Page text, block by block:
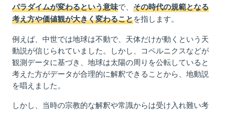
パラダイムが変わるという意味で、 その時代の規範となる
考え方や価値観が大きく変わることを指します。
例えば、中世では地球は不動で、天体だけが動くという天
動説が信じられていました。しかし、コペルニクスなどが
観測データに基づき、地球は太陽の周りを公転していると
考えた方がデータが合理的に解釈できることから、地動説
を唱えました。
しかし、当時の宗教的な解釈や常識からは受け入れ難い考